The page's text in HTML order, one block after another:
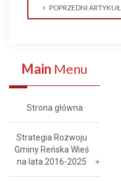
POPRZEDNI ARTYKUŁ
Main Menu
Strona główna
Strategia Rozwoju
Gminy Reńska Wieś
na lata 2016-2025